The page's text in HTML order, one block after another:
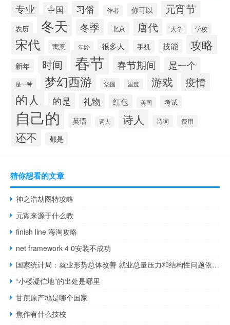
专业 中国 习俗 作者 你可以 元宵节
农历 冬天 冬季 北京 唐代 大学 学校
宋代 寓意 年龄 很多人 手机 技能 攻略
新年 时间 春节 春节期间 是一个
是一种 梦幻西游 汤圆 温度 游戏 疫情
的人 的是 礼物 红包 美国 考试
自己的 英语 词人 诗人 诗词 费用
还不 都是
猜你想看的文章
神之浩劫图特攻略
元宵来源于什么教
finish line 海淘攻略
net framework 4 0安装不成功
国家统计局：就业形势总体改善 就业总量压力和结构性问题依然存在
“小楼凝伫地”的出处是哪里
甘蔗原产地是哪个国家
焦作有什么技校